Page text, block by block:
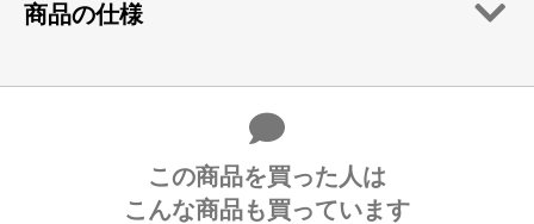
商品の仕様
この商品を買った人は
こんな商品も買っています